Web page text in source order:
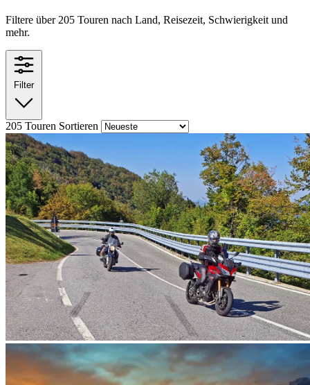
Filtere über 205 Touren nach Land, Reisezeit, Schwierigkeit und
mehr.
Filter
205 Touren Sortieren